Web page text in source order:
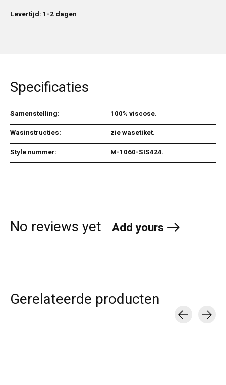
Levertijd: 1-2 dagen
Specificaties
Samenstelling:
100% viscose.
Wasinstructies:
zie wasetiket.
Style nummer:
M-1060-SIS424.
No reviews yet Add yours
Gerelateerde producten